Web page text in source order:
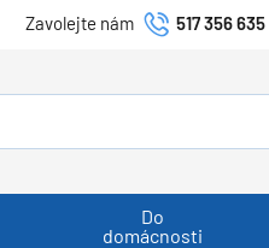
Zavolejte nám 517 356 635
Do
domácnosti